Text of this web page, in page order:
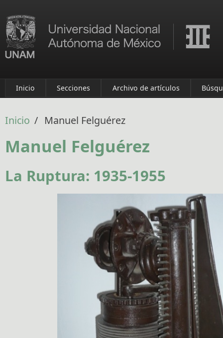
Inicio Secciones Archivo de artículos
Inicio / Manuel Felguérez
Manuel Felguérez
La Ruptura: 1935-1955